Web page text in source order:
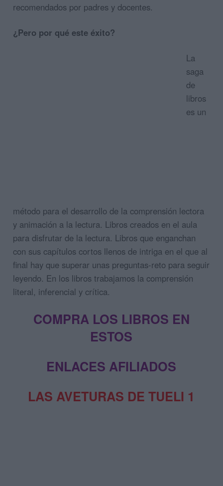
recomendados por padres y docentes.
¿Pero por qué este éxito?
La
saga
de
libros
es un
método para el desarrollo de la comprensión lectora
y animación a la lectura. Libros creados en el aula
para disfrutar de la lectura. Libros que enganchan
con sus capítulos cortos llenos de intriga en el que al
final hay que superar unas preguntas-reto para seguir
leyendo. En los libros trabajamos la comprensión
literal, inferencial y crítica.
COMPRA LOS LIBROS EN
ESTOS
ENLACES AFILIADOS
LAS AVETURAS DE TUELI 1